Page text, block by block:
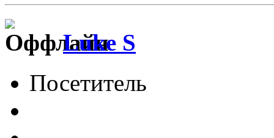
Luke S
Посетитель